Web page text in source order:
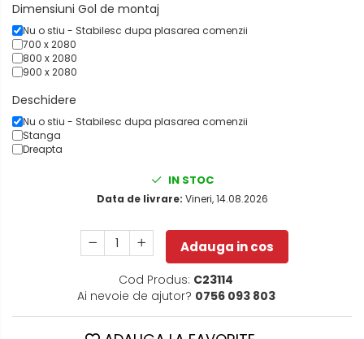
Dimensiuni Gol de montaj
Nu o stiu - Stabilesc dupa plasarea comenzii
700 x 2080
800 x 2080
900 x 2080
Deschidere
Nu o stiu - Stabilesc dupa plasarea comenzii
Stanga
Dreapta
IN STOC
Data de livrare: Vineri, 14.08.2026
Adauga in cos
Cod Produs: C23114
Ai nevoie de ajutor? 0756 093 803